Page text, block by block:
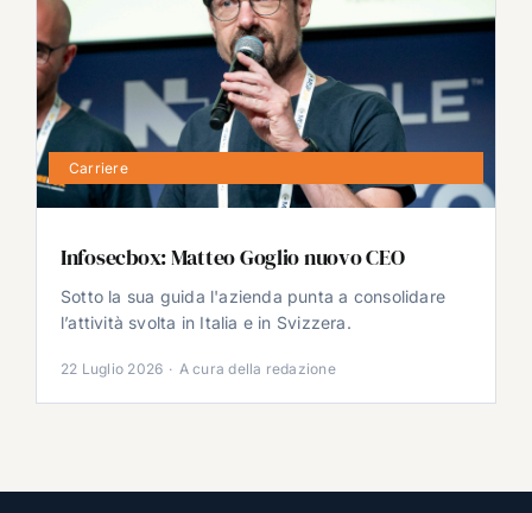
Carriere
Infosecbox: Matteo Goglio nuovo CEO
Sotto la sua guida l'azienda punta a consolidare
l’attività svolta in Italia e in Svizzera.
22 Luglio 2026 · A cura della redazione